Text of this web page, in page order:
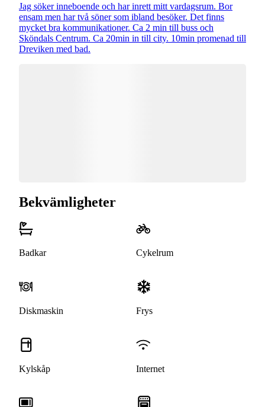
Jag söker inneboende och har inrett mitt vardagsrum. Bor
ensam men har två söner som ibland besöker. Det finns
mycket bra kommunikationer. Ca 2 min till buss och
Sköndals Centrum. Ca 20min in till city. 10min promenad till
Dreviken med bad.
Bekvämligheter
Badkar Cykelrum
Diskmaskin Frys
Kylskåp Internet